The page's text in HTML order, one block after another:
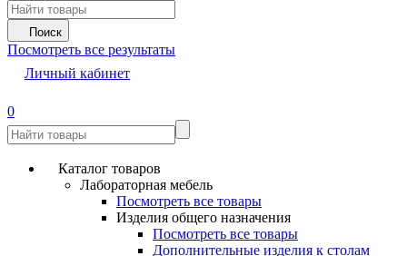
Поиск
Посмотреть все результаты
Личный кабинет
0
Каталог товаров
Лабораторная мебель
Посмотреть все товары
Изделия общего назначения
Посмотреть все товары
Дополнительные изделия к столам